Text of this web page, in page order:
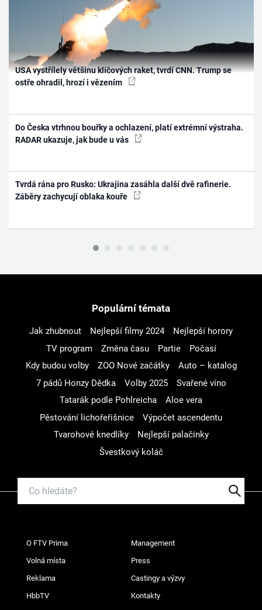
USA vystřílely většinu klíčových raket, tvrdí CNN. Trump se
ostře ohradil, hrozí i vězením
Do Česka vtrhnou bouřky a ochlazení, platí extrémní výstraha.
RADAR ukazuje, jak bude u vás
Tvrdá rána pro Rusko: Ukrajina zasáhla další dvě rafinerie.
Záběry zachycují oblaka kouře
Populární témata
Jak zhubnout Nejlepší filmy 2024
Nejlepší horory
TV program
Změna času Partie
Počasí
Kdy budou volby
ZOO Nové začátky
Auto – katalog
7 pádů Honzy Dědka
Volby 2025
Svařené víno
Tatarák podle Pohlreicha
Aloe vera
Pěstování lichořeřišnice
Výpočet ascendentu
Tvarohové knedlíky
Nejlepší palačinky
Švestkový koláč
O FTV Prima Management
Volná místa Press
Reklama Castingy a výzvy
HbbTV Kontakty